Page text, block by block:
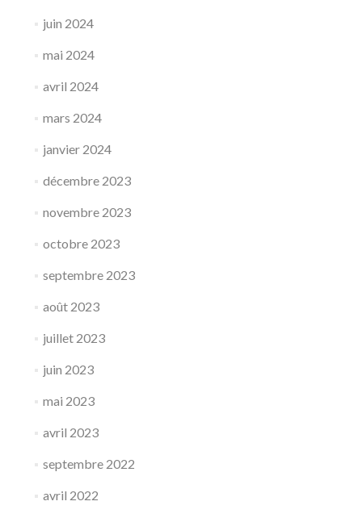
juin 2024
mai 2024
avril 2024
mars 2024
janvier 2024
décembre 2023
novembre 2023
octobre 2023
septembre 2023
août 2023
juillet 2023
juin 2023
mai 2023
avril 2023
septembre 2022
avril 2022